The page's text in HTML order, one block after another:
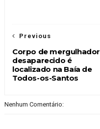
Previous
Corpo de mergulhador
desaparecido é
localizado na Baía de
Todos-os-Santos
Nenhum Comentário: